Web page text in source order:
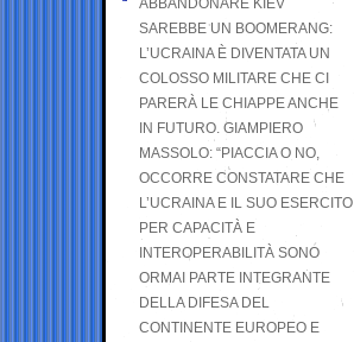
ABBANDONARE KIEV
SAREBBE UN BOOMERANG:
L’UCRAINA È DIVENTATA UN
COLOSSO MILITARE CHE CI
PARERÀ LE CHIAPPE ANCHE
IN FUTURO. GIAMPIERO
MASSOLO: “PIACCIA O NO,
OCCORRE CONSTATARE CHE
L’UCRAINA E IL SUO ESERCITO
PER CAPACITÀ E
INTEROPERABILITÀ SONO
ORMAI PARTE INTEGRANTE
DELLA DIFESA DEL
CONTINENTE EUROPEO E